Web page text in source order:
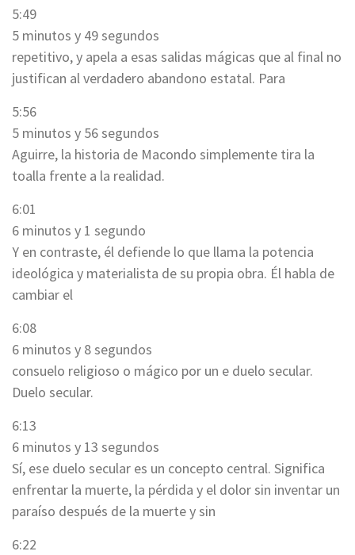
5:49
5 minutos y 49 segundos
repetitivo, y apela a esas salidas mágicas que al final no
justifican al verdadero abandono estatal. Para
5:56
5 minutos y 56 segundos
Aguirre, la historia de Macondo simplemente tira la
toalla frente a la realidad.
6:01
6 minutos y 1 segundo
Y en contraste, él defiende lo que llama la potencia
ideológica y materialista de su propia obra. Él habla de
cambiar el
6:08
6 minutos y 8 segundos
consuelo religioso o mágico por un e duelo secular.
Duelo secular.
6:13
6 minutos y 13 segundos
Sí, ese duelo secular es un concepto central. Significa
enfrentar la muerte, la pérdida y el dolor sin inventar un
paraíso después de la muerte y sin
6:22